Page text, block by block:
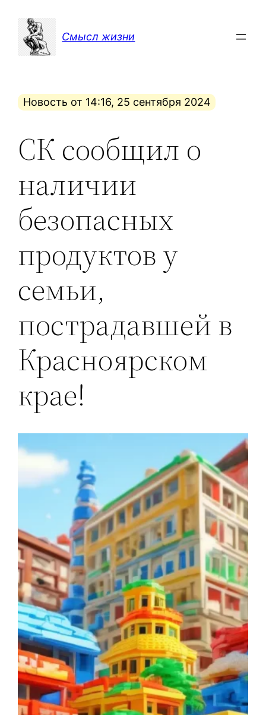
содержимому
Смысл жизни
Новость от 14:16, 25 сентября 2024
СК сообщил о
наличии
безопасных
продуктов у
семьи,
пострадавшей в
Красноярском
крае!